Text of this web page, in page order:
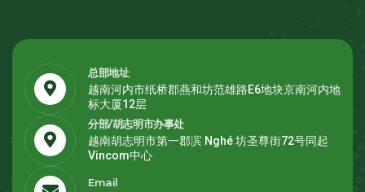
总部地址
越南河内市纸桥郡燕和坊范雄路E6地块京南河内地
标大厦12层
分部/胡志明市办事处
越南胡志明市第一郡滨 Nghé 坊圣尊街72号同起
Vincom中心
Email